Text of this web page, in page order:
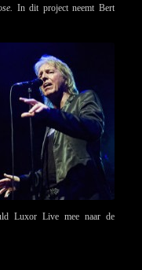
In dit project neemt Bert
Luxor Live mee naar de